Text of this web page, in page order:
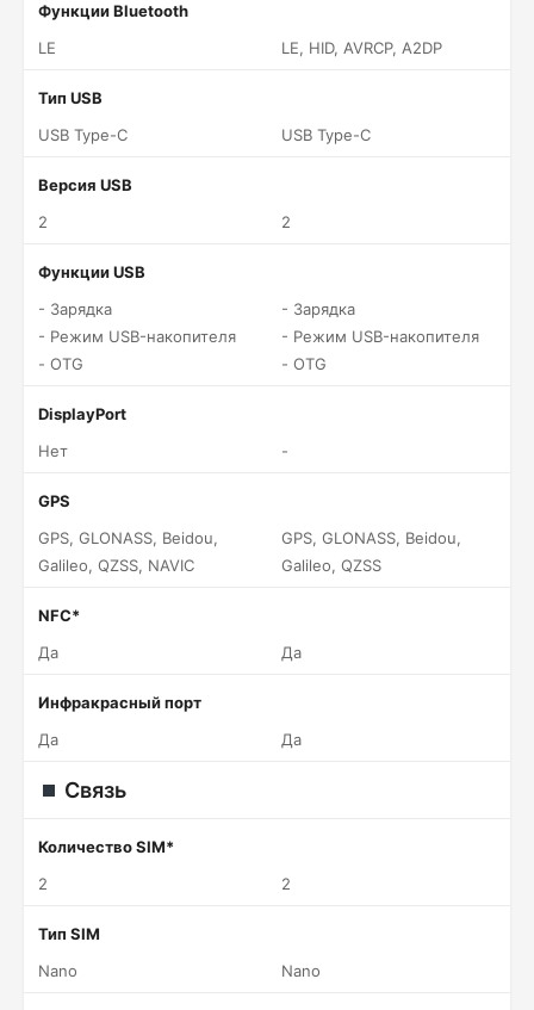
Функции Bluetooth
LE
LE, HID, AVRCP, A2DP
Тип USB
USB Type-C
USB Type-C
Версия USB
2
2
Функции USB
- Зарядка
- Режим USB-накопителя
- OTG
- Зарядка
- Режим USB-накопителя
- OTG
DisplayPort
Нет
-
GPS
GPS, GLONASS, Beidou,
Galileo, QZSS, NAVIC
GPS, GLONASS, Beidou,
Galileo, QZSS
NFC*
Да
Да
Инфракрасный порт
Да
Да
Связь
Количество SIM*
2
2
Тип SIM
Nano
Nano